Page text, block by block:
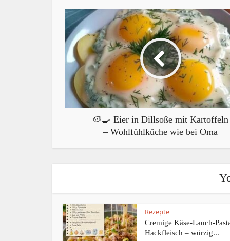
🥔🍳 Eier in Dillsoße mit Kartoffeln
– Wohlfühlküche wie bei Oma
Rezepte
Cremige Käse-Lauch-
Hackfleisch – würzig...